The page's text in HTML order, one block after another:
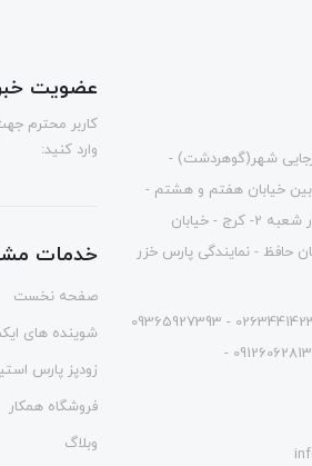
شهر(گوهردشت) -
بین خیابان هفتم و هشتم -
نمایندگی پارس خزر شعبه 2- کرج - خیابان
حافظ - نمایندگی پارس خزر
09919834676 - 02634414239 - 09365927393
- 09017837293 - 09126062813 -
عضویت
كاربر محترم
وارد کنید:
خدمات
صفحه نخست
شوینده های
زودپز پارس
فروشگاه همکار
وبلاگ